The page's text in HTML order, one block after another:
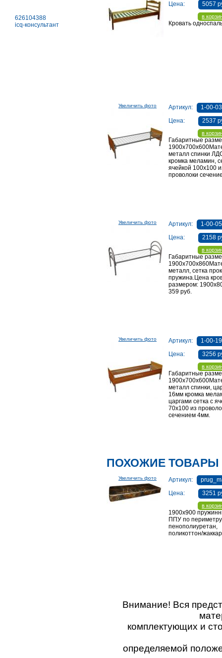
626104388
icq-консультант
Цена:
5057
в
Кровать
Увеличить фото Артикул:
1-00-03
Цена:
2537
в
Габаритные
металл спинки
кромка меламин,
ячейкой 100х100
проволоки
Увеличить фото Артикул:
1-00-05
Цена:
2158
в
Габаритные
металл, сетка
пружина.Цена
размером:
359 руб.
Увеличить фото Артикул:
1-00-19
Цена:
3256
в
Габаритные
металл спинки,
16мм кромка
царгами сетка с
70х100 из
сечением 4мм.
ПОХОЖИЕ ТОВАРЫ
Увеличить фото Артикул:
Цена:
3251
в
1900х900
ППУ по
пенополиуретан,
поликоттон/
Внимание! Вся
комплектующих и
определяемой